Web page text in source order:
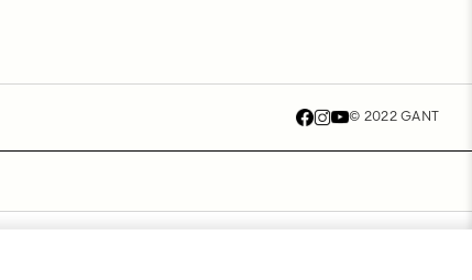
© 2022 GANT